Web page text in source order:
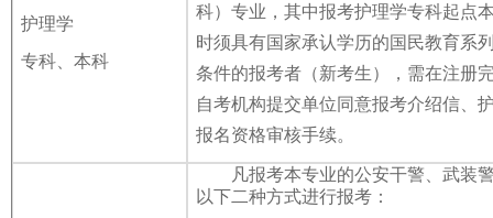
护理学
专科、本科
科）专业，其中报考护理学专科起点
时须具有国家承认学历的国民教育系
条件的报考者（新考生），需在注册
自考机构提交单位同意报考介绍信、
报名资格审核手续。
凡报考本专业的公安干警、武装
以下二种方式进行报考：